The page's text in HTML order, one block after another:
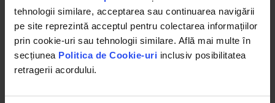
tehnologii similare, acceptarea sau continuarea navigării
pe site reprezintă acceptul pentru colectarea informațiilor
prin cookie-uri sau tehnologii similare. Află mai multe în
secțiunea Politica de Cookie-uri inclusiv posibilitatea
retragerii acordului.
DISVB17
Mufa rapida dreapta
metalica 6mm filet
exterior M16
DISVB36
Mufa rapida dreapta din
metal si surub metalic fi 10
cu M22